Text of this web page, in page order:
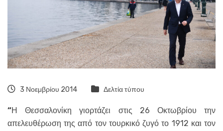
3 Νοεμβρίου 2014 Δελτία τύπου
“Η Θεσσαλονίκη γιορτάζει στις 26 Οκτωβρίου την
απελευθέρωση της από τον τουρκικό ζυγό το 1912 και τον